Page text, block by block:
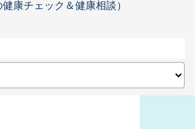
康チェック＆健康相談）